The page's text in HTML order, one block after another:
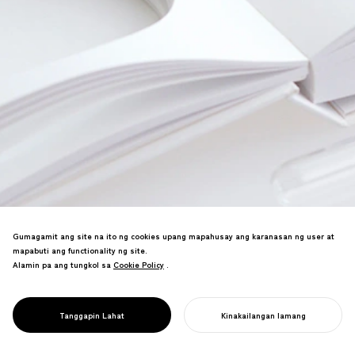
PROJECT
GRAVITY PEARL
Ang magnetic jewelry ay nagbabago
pamamagitan ng makabagong
reconfigurable design.
SIMULAN ANG INYONG PROYEKTO
Gumagamit ang site na ito ng cookies upang mapahusay ang karanasan ng user at
mapabuti ang functionality ng site.
Alamin pa ang tungkol sa Cookie Policy
Cookie Policy .
Tanggapin Lahat Kinakailangan lamang